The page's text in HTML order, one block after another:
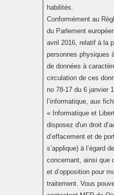
habilités.
Conformément au
du Parlement
avril 2016, relatif à la
personnes physiques
de données à
circulation de ces
no 78-17 du 6 janvier
l’informatique, aux
« Informatique et
disposez d'un droit
d’effacement et de
s’applique) à l’égard
concernant, ainsi que
et d’opposition pour
traitement. Vous